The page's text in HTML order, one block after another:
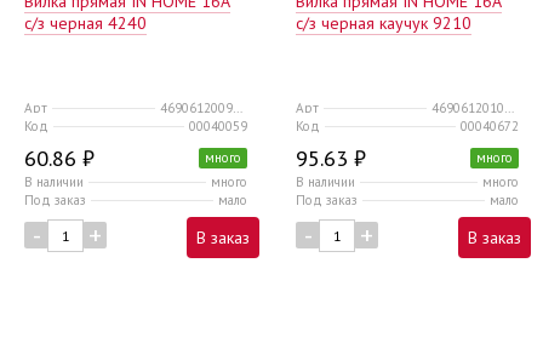
с/з черная 4240
Арт
Код
00040059
60.86 ₽
много
В наличии
много
Под заказ
мало
- + В заказ
с/з черная каучук 9210
Арт
Код
00040672
95.63 ₽
много
В наличии
много
Под заказ
мало
- + В заказ